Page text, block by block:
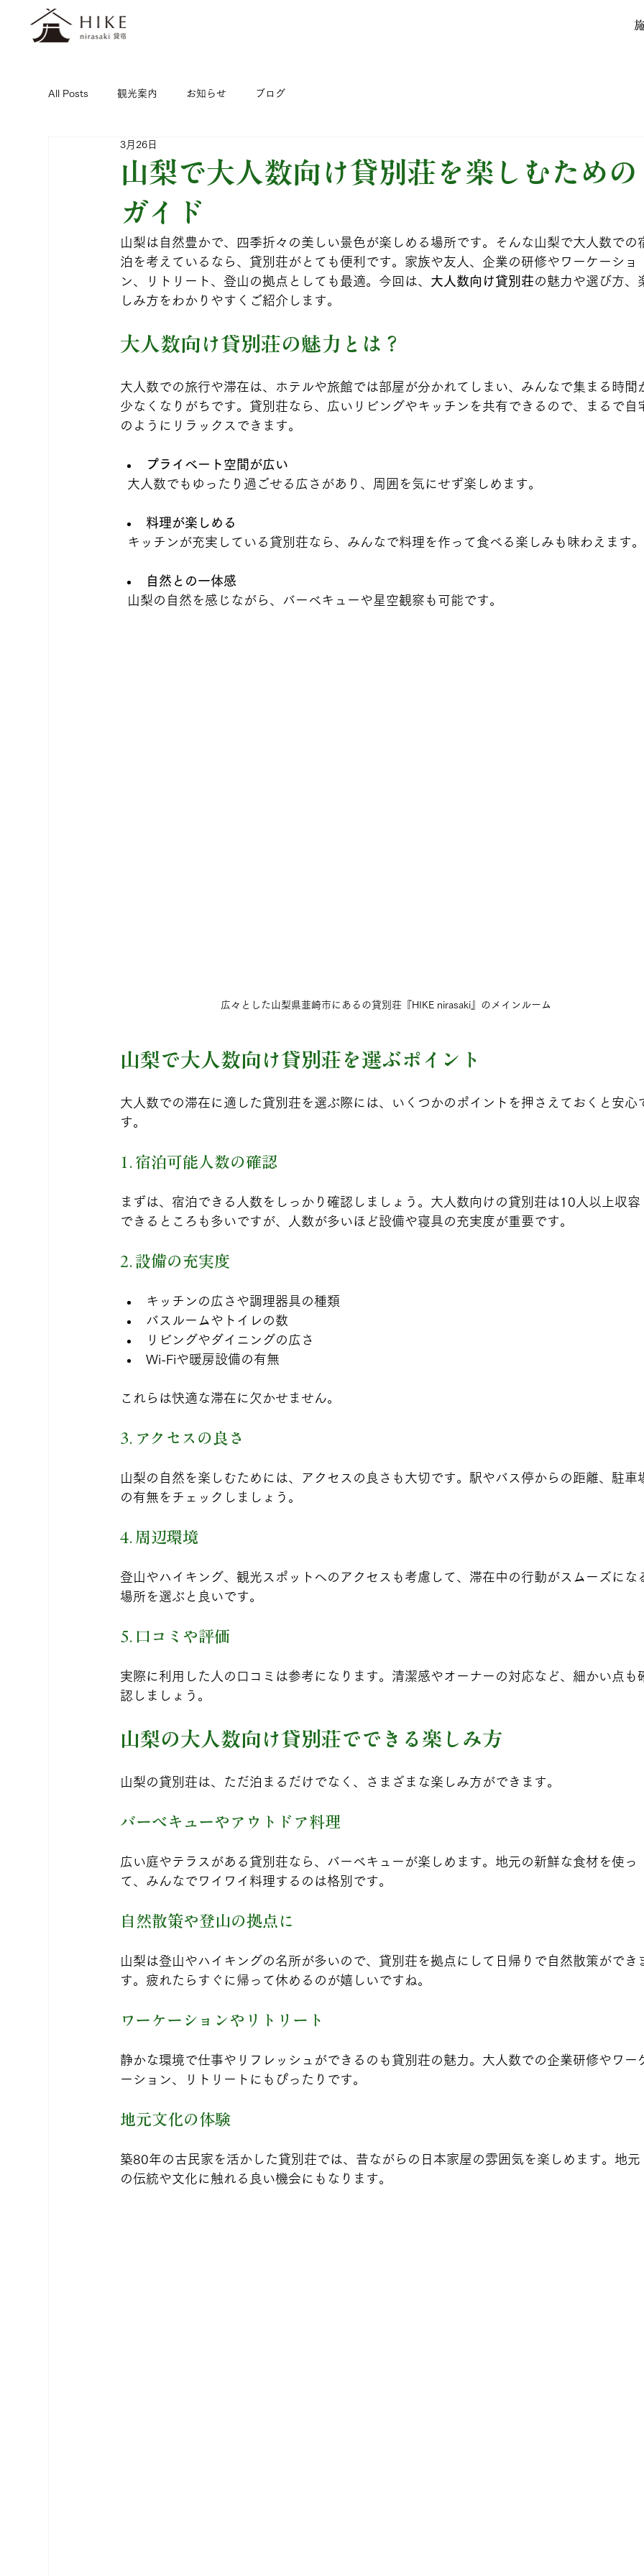
All Posts 観光案内 お知らせ ブログ
山梨で大人数向け貸別荘を楽しむための
ガイド
3月26日
山梨は自然豊かで、四季折々の美しい景色が楽しめる場所です。そんな山梨で大人数での
泊を考えているなら、貸別荘がとても便利です。家族や友人、企業の研修やワーケーショ
ン、リトリート、登山の拠点としても最適。今回は、 大人数向け貸別荘の魅力や選び方、
しみ方をわかりやすくご紹介します。
大人数向け貸別荘の魅力とは？
大人数での旅行や滞在は、ホテルや旅館では部屋が分かれてしまい、みんなで集まる時間
少なくなりがちです。貸別荘なら、広いリビングやキッチンを共有できるので、まるで自
のようにリラックスできます。
プライベート空間が広い
  大人数でもゆったり過ごせる広さがあり、周囲を気にせず楽しめます。
料理が楽しめる
キッチンが充実している貸別荘なら、みんなで料理を作って食べる楽しみも味わえます
自然との一体感
  山梨の自然を感じながら、バーベキューや星空観察も可能です。
広々とした山梨県韮崎市にあるの貸別荘『HIKE nirasaki』のメインルーム
山梨で大人数向け貸別荘を選ぶポイント
大人数での滞在に適した貸別荘を選ぶ際には、いくつかのポイントを押さえておくと安心
す。
1. 宿泊可能人数の確認
まずは、宿泊できる人数をしっかり確認しましょう。大人数向けの貸別荘は10人以上収容
できるところも多いですが、人数が多いほど設備や寝具の充実度が重要です。
2. 設備の充実度
キッチンの広さや調理器具の種類
バスルームやトイレの数
リビングやダイニングの広さ
Wi-Fiや暖房設備の有無
これらは快適な滞在に欠かせません。
3. アクセスの良さ
山梨の自然を楽しむためには、アクセスの良さも大切です。駅やバス停からの距離、駐車
の有無をチェックしましょう。
4. 周辺環境
登山やハイキング、観光スポットへのアクセスも考慮して、滞在中の行動がスムーズにな
場所を選ぶと良いです。
5. 口コミや評価
実際に利用した人の口コミは参考になります。清潔感やオーナーの対応など、細かい点も
認しましょう。
山梨の大人数向け貸別荘でできる楽しみ方
山梨の貸別荘は、ただ泊まるだけでなく、さまざまな楽しみ方ができます。
バーベキューやアウトドア料理
広い庭やテラスがある貸別荘なら、バーベキューが楽しめます。地元の新鮮な食材を使っ
て、みんなでワイワイ料理するのは格別です。
自然散策や登山の拠点に
山梨は登山やハイキングの名所が多いので、貸別荘を拠点にして日帰りで自然散策ができ
す。疲れたらすぐに帰って休めるのが嬉しいですね。
ワーケーションやリトリート
静かな環境で仕事やリフレッシュができるのも貸別荘の魅力。大人数での企業研修やワー
ーション、リトリートにもぴったりです。
地元文化の体験
築80年の古民家を活かした貸別荘では、昔ながらの日本家屋の雰囲気を楽しめます。地元
の伝統や文化に触れる良い機会にもなります。